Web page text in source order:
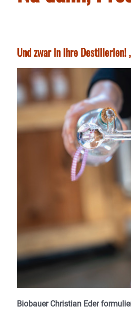
Und zwar in ihre Destillerien!
Biobauer Christian Eder